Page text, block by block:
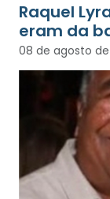
Raquel
eram da
08 de agosto